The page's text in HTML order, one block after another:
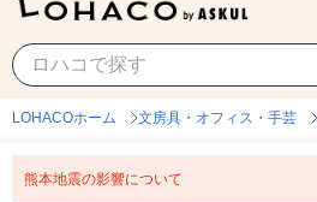
LOHACOホーム 文房具・オフィス・手芸
熊本地震の影響について